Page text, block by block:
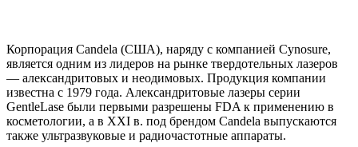
Корпорация Candela (США), наряду с компанией Cynosure,
является одним из лидеров на рынке твердотельных лазеров
— александритовых и неодимовых. Продукция компании
известна с 1979 года. Александритовые лазеры серии
GentleLase были первыми разрешены FDA к применению в
косметологии, а в XXI в. под брендом Candela выпускаются
также ультразвуковые и радиочастотные аппараты.